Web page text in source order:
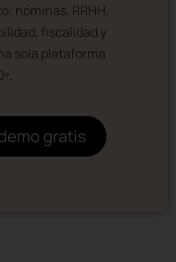
nóminas, RRHH,
fiscalidad y
sola plataforma
gratis